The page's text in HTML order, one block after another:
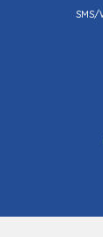
SMS/